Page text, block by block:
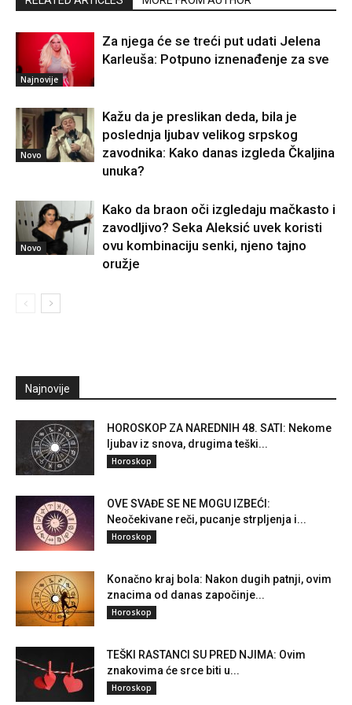
Najnovije
Za njega će se treći put udati Jelena
Karleuša: Potpuno iznenađenje za sve
Novo
Kažu da je preslikan deda, bila je
poslednja ljubav velikog srpskog
zavodnika: Kako danas izgleda Čkaljina
unuka?
Novo
Kako da braon oči izgledaju mačkasto i
zavodljivo? Seka Aleksić uvek koristi
ovu kombinaciju senki, njeno tajno
oružje
Najnovije
HOROSKOP ZA NAREDNIH 48. SATI: Nekome
ljubav iz snova, drugima teški...
Horoskop
OVE SVAĐE SE NE MOGU IZBEĆI:
Neočekivane reči, pucanje strpljenja i...
Horoskop
Konačno kraj bola: Nakon dugih patnji, ovim
znacima od danas započinje...
Horoskop
TEŠKI RASTANCI SU PRED NJIMA: Ovim
znakovima će srce biti u...
Horoskop